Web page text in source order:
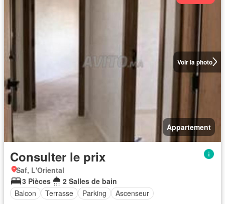
Voir la photo
Appartement
Consulter le prix
Saf, L'Oriental
3 Pièces
2 Salles de bain
Balcon
Terrasse Parking Ascenseur